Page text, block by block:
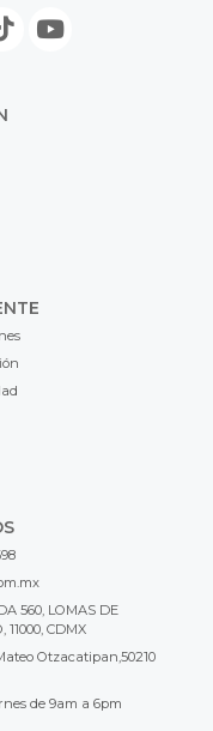
560, LOMAS DE
11000, CDMX
Otzacatipan,50210
de 9am a 6pm